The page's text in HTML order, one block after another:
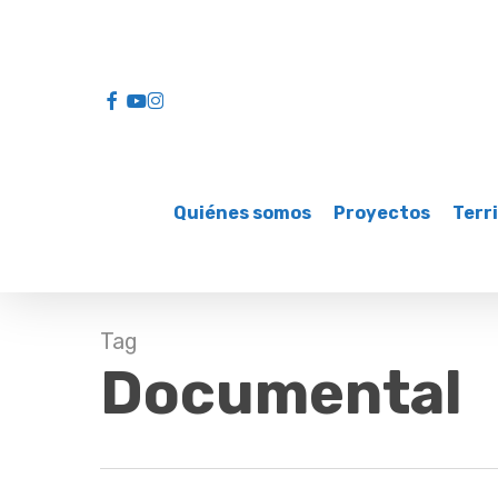
facebook
youtube
instagram
Quiénes somos Proyectos
Tag
Documental